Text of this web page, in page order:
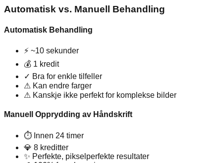
Automatisk vs. Manuell Behandling
Automatisk Behandling
⚡ ~10 sekunder
💰 1 kredit
✓ Bra for enkle tilfeller
⚠ Kan endre farger
⚠ Kanskje ikke perfekt for komplekse bilder
Manuell Opprydding av Håndskrift
⏱ Innen 24 timer
💎 8 kreditter
✨ Perfekte, pikselperfekte resultater